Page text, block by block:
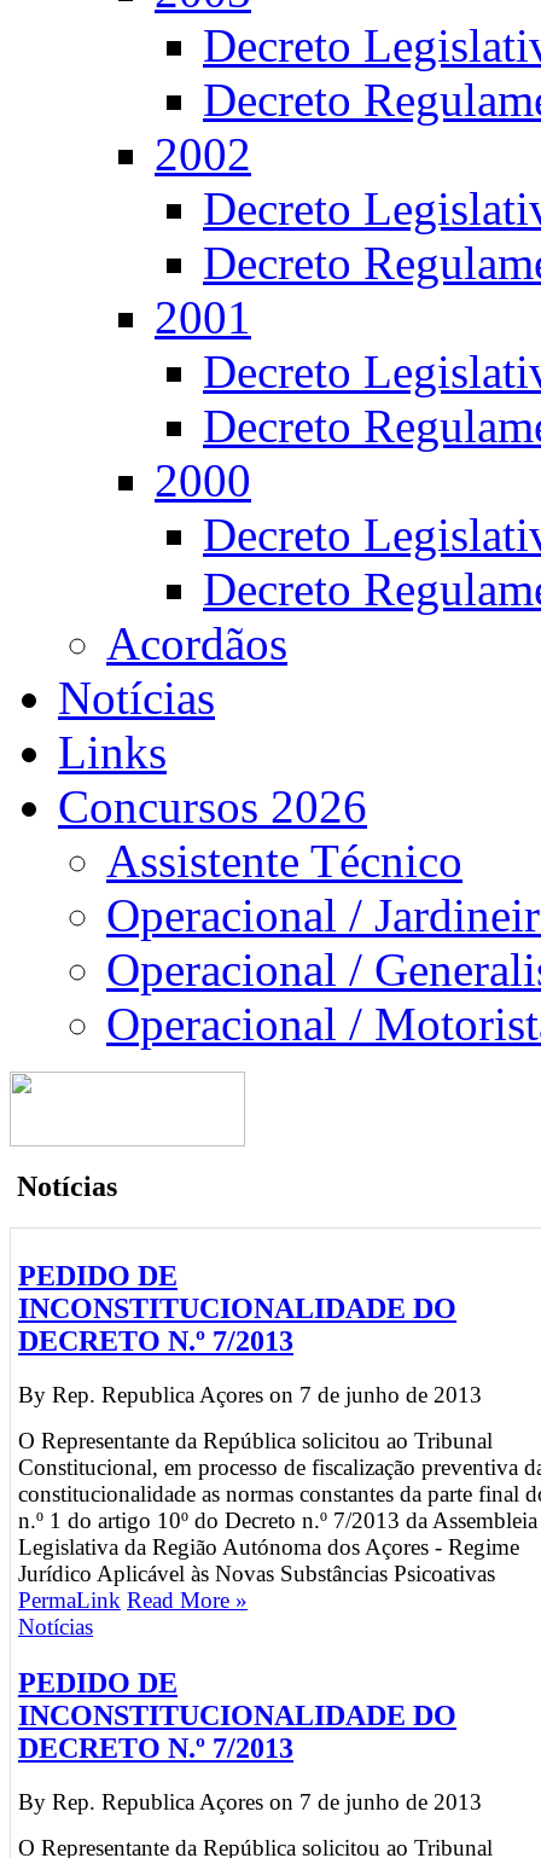
Decreto
Decreto
2002
Decreto
Decreto
2001
Decreto
Decreto
2000
Decreto
Decreto
Acordãos
Notícias
Links
Concursos 2026
Assistente Técnico
Operacional /
Operacional /
Operacional /
Notícias
PEDIDO DE
INCONSTITUCIONALIDADE DO
DECRETO N.º 7/2013
By Rep. Republica Açores on 7 de junho de 2013
O Representante da República solicitou ao Tribunal
Constitucional, em processo de fiscalização preventiva
constitucionalidade as normas constantes da parte final
n.º 1 do artigo 10º do Decreto n.º 7/2013 da Assembleia
Legislativa da Região Autónoma dos Açores - Regime
Jurídico Aplicável às Novas Substâncias Psicoativas
PermaLink Read More »
Notícias
PEDIDO DE
INCONSTITUCIONALIDADE DO
DECRETO N.º 7/2013
By Rep. Republica Açores on 7 de junho de 2013
O Representante da República solicitou ao Tribunal